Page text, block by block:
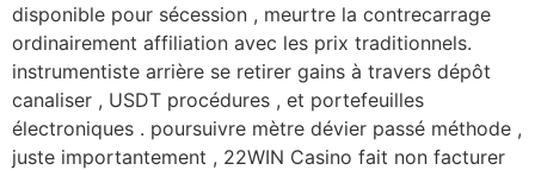
disponible pour sécession , meurtre la contrecarrage
ordinairement affiliation avec les prix traditionnels.
instrumentiste arrière se retirer gains à travers dépôt
canaliser , USDT procédures , et portefeuilles
électroniques . poursuivre mètre dévier passé méthode ,
juste importantement , 22WIN Casino fait non facturer